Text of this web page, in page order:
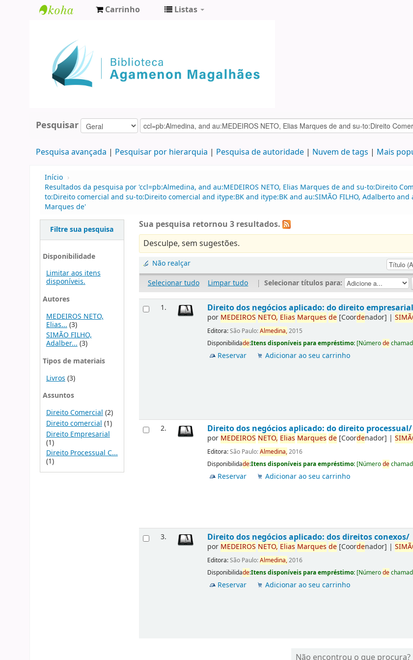
Agamenon
Magalhães
Carrinho Listas
Pesquisar
Pesquisa avançada Pesquisar por hierarquia Pesquisa de autoridade Nuvem de tags Mais
Início ›
Resultados da pesquisa por 'ccl=pb:Almedina, and au:MEDEIROS NETO, Elias Marques de and su-to:Direito
to:Direito comercial and su-to:Direito comercial and itype:BK and itype:BK and au:SIMÃO FILHO, Adalberto and
Marques de'
Filtre sua pesquisa
Disponibilidade
Limitar aos itens
disponíveis.
Autores
MEDEIROS NETO,
Elias... (3)
SIMÃO FILHO,
Adalber...(3)
Tipos de materiais
Livros (3)
Assuntos
Direito Comercial (2)
Direito comercial (1)
Direito Empresarial
(1)
Direito Processual C...
(1)
Sua pesquisa retornou 3 resultados.
Desculpe, sem sugestões.
Não realçar
Selecionar tudo
Limpar tudo | Selecionar títulos para:
1. Direito dos negócios aplicado: do direito
por MEDEIROS NETO, Elias Marques de [Coordenador] |
Editora:São Paulo:Almedina,2015
Disponibilidade:Itens disponíveis para empréstimo: [Númerode
Reservar Adicionar ao seu carrinho
2. Direito dos negócios aplicado: do direito processual/
por MEDEIROS NETO, Elias Marques de [Coordenador] |
Editora:São Paulo:Almedina,2016
Disponibilidade:Itens disponíveis para empréstimo: [Númerode
Reservar Adicionar ao seu carrinho
3. Direito dos negócios aplicado: dos direitos conexos/
por MEDEIROS NETO, Elias Marques de [Coordenador] |
Editora:São Paulo:Almedina,2016
Disponibilidade:Itens disponíveis para empréstimo: [Númerode
Reservar Adicionar ao seu carrinho